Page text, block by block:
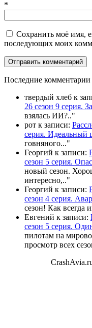
*
Сохранить моё имя,
последующих моих
Последние комментарии
твердый хлеб к
26 сезон 9 серия.
взялась ИИ?.."
рот к записи:
серия. Идеальный
говняного..."
Георгий к записи:
сезон 5 серия.
новый сезон.
интересно,.."
Георгий к записи:
сезон 4 серия.
сезон! Как всегда
Евгений к записи:
сезон 5 серия.
пилотам на
просмотр всех